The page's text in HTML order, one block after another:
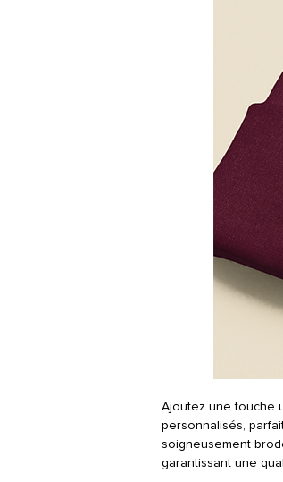
Ajoutez une touche
personnalisés,
soigneusement
garantissant une